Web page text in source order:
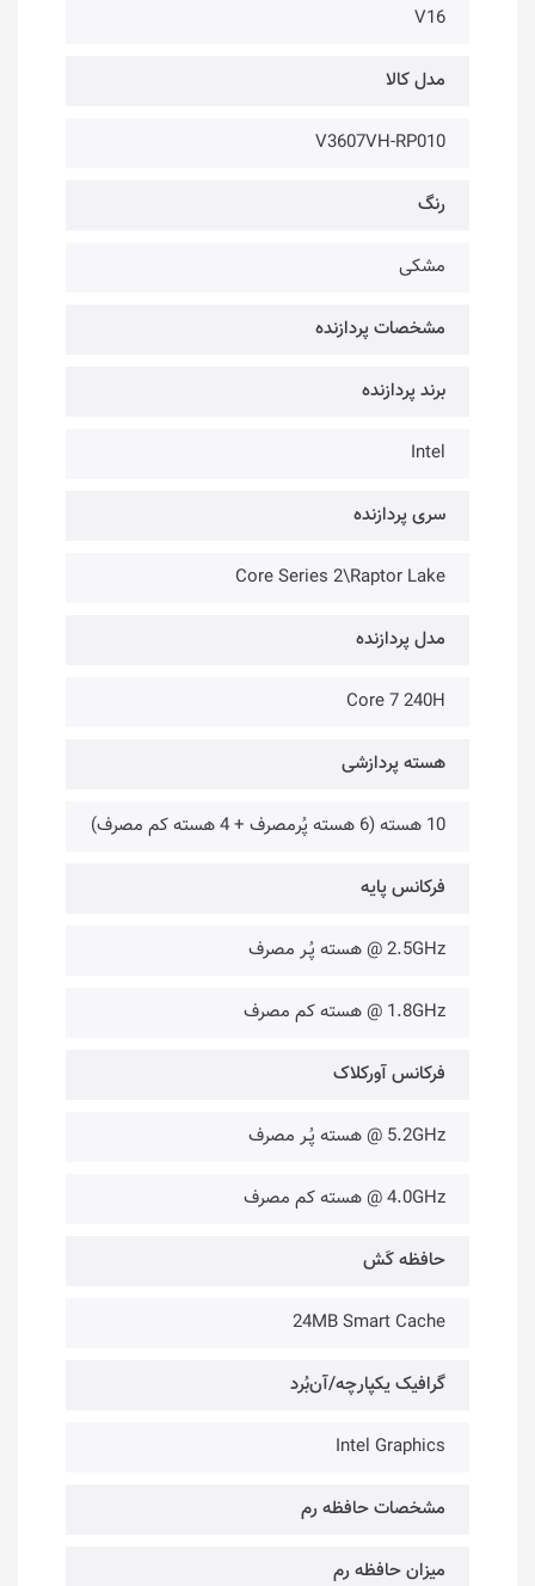
V16
مدل کالا
V3607VH-RP010
رنگ
مشکی
مشخصات پردازنده
برند پردازنده
Intel
سری پردازنده
Core Series 2\Raptor Lake
مدل پردازنده
Core 7 240H
هسته پردازشی
10 هسته (6 هسته پُرمصرف + 4 هسته کم مصرف)
فرکانس پایه
2.5GHz @ هسته پُـر مصرف
1.8GHz @ هسته کم مصرف
فرکانس آورکلاک
5.2GHz @ هسته پُـر مصرف
4.0GHz @ هسته کم مصرف
حافظه کَش
24MB Smart Cache
گرافیک یکپارچه/آن‌بُرد
Intel Graphics
مشخصات حافظه رم
میزان حافظه رم